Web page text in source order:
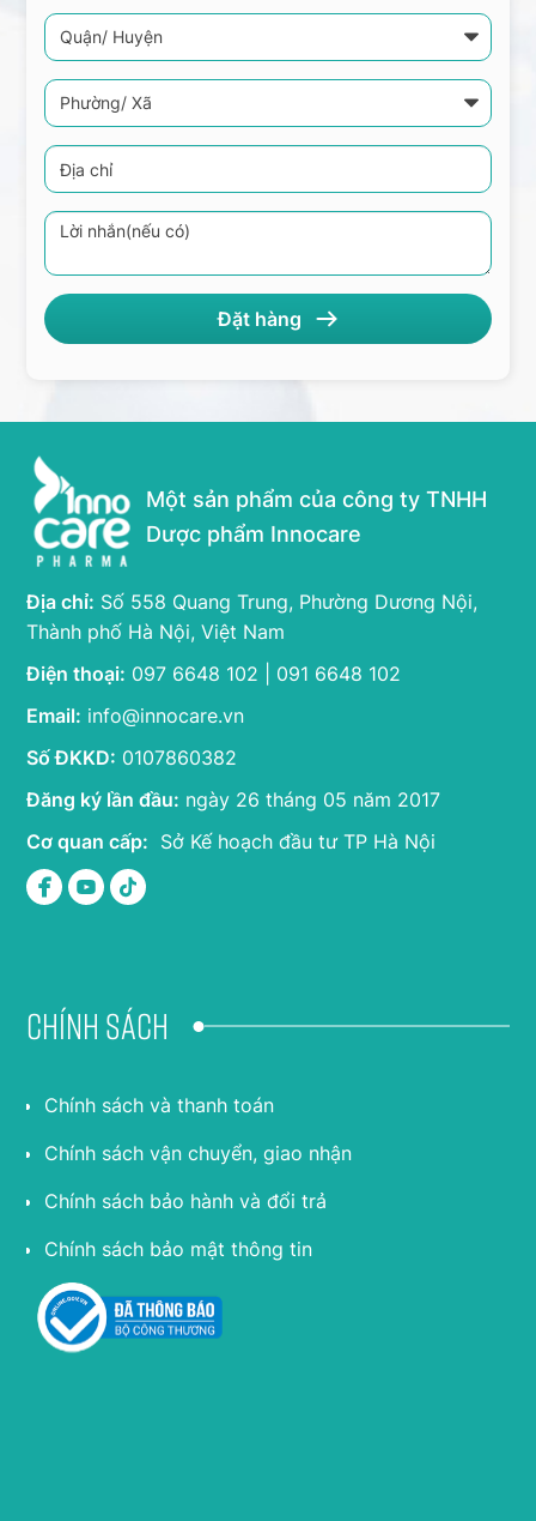
Một sản phẩm của công ty TNHH
Dược phẩm Innocare
Địa chỉ: Số 558 Quang Trung, Phường Dương Nội,
Thành phố Hà Nội, Việt Nam
Điện thoại: 097 6648 102 | 091 6648 102
Email: info@innocare.vn
Số ĐKKD: 0107860382
Đăng ký lần đầu: ngày 26 tháng 05 năm 2017
Cơ quan cấp: Sở Kế hoạch đầu tư TP Hà Nội
Chính sách
Chính sách và thanh toán
Chính sách vận chuyển, giao nhận
Chính sách bảo hành và đổi trả
Chính sách bảo mật thông tin